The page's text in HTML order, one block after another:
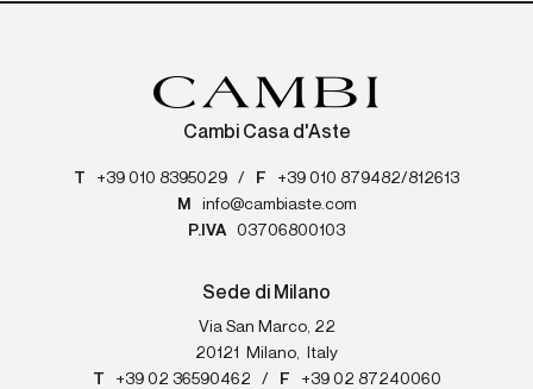
Cambi Casa d'Aste
T +39 010 8395029 / F
+39 010 879482/812613
M
info@cambiaste.com
P.IVA
03706800103
Sede di Milano
Via San Marco, 22
20121
Milano
Italy
T
+39 02 36590462 / F
+39 02 87240060